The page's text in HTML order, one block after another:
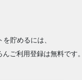
貯めるには、
ご利用登録は無料です。